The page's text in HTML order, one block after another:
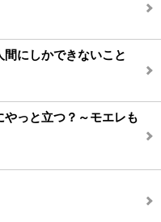
にしかできないこと
っと立つ？～モエレも